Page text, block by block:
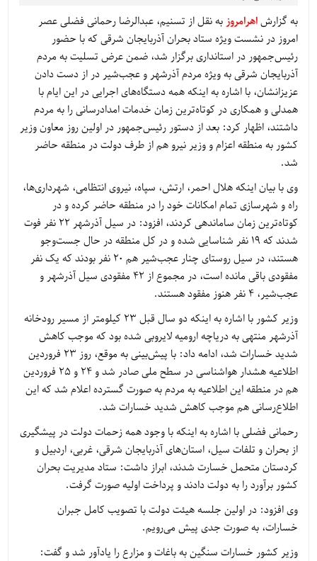
به گزارشاهرامروز به نقل از تسنیم، عبدالرضا رحمانی فضلی عصر
امروز در نشست ویژه ستاد بحران آذربایجان شرقی که با حضور
رئیس‌جمهور در استانداری برگزار شد، ضمن عرض تسلیت به مردم
آذربایجان شرقی به ویژه مردم آذرشهر و عجب‌شیر در از دست دادن
عزیزانشان، با اشاره به اینکه همه دستگاه‌های اجرایی در این ایام با
همدلی و همکاری در کوتاه‌ترین زمان خدمات امدادرسانی را به مردم
داشتند، اظهار کرد: بعد از دستور رئیس‌جمهور در اولین روز معاون وزیر
کشور به منطقه اعزام و وزیر نیرو هم از طرف دولت در منطقه حاضر
شد.
وی با بیان اینکه هلال احمر، ارتش، سپاه، نیروی انتظامی، شهرداری‌ها،
راه و شهرسازی تمام امکانات خود را در منطقه حاضر کرده و در
کوتاه‌ترین زمان ساماندهی کردند، افزود: در سیل آذرشهر 22 نفر فوت
شدند که 19 نفر شناسایی شده و در کل منطقه در حال جست‌وجو
هستند، در سیل روستای چنار عجب‌شیر هم 20 نفر بودند که یک نفر
مفقودی باقی مانده است، در مجموع از 42 مفقودی سیل آذرشهر و
عجب‌شیر، 4 نفر هنوز مفقود هستند.
وزیر کشور با اشاره به اینکه دو سال قبل 23 کیلومتر از مسیر رودخانه
آذرشهر منتهی به دریاچه ارومیه لایروبی شده بود که موجب کاهش
شدید خسارات شد، ادامه داد: با پیش‌بینی به موقع، روز 23 فروردین
اطلاعیه هشدار هواشناسی در سطح ملی صادر شد و 24 و 25 فروردین
هم در منطقه این اطلاعیه به مردم به صورت گسترده اعلام شد که این
اطلاع‌رسانی هم موجب کاهش شدید خسارات شد.
رحمانی فضلی با اشاره به اینکه با وجود همه زحمات دولت در پیشگیری
از بحران و تلفات سیل، استان‌های آذربایجان شرقی، غربی، اردبیل و
کردستان متحمل خسارت شدند، ابراز داشت: ستاد مدیریت بحران
کشور برآورد را به دولت دادند و پرداخت اولیه صورت گرفت.
وی افزود: در اولین جلسه هیئت دولت با تصویب کامل جبران
خسارات، به صورت جدی پیش می‌رویم.
وزیر کشور خسارات سنگین به باغات و مزارع را یادآور شد و گفت: